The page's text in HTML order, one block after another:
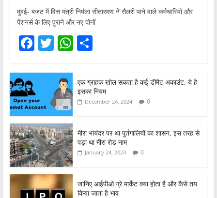
मुंबई- बजट में वित्त मंत्री निर्मला सीतारमण ने सैलरी पाने वाले कर्मचारियों और
पेंशनर्स के लिए पुराने और नए दोनों
F
c
e
b
o
o
k
T
itt
er
W
s
A
p
S
e
एक ग्राहक खोल सकता है कई डीमैट अकाउंट, ये है
इसका नियम
December 24, 2024 0
मीरा भायंदर पर था पुर्तगालियों का शासन, इस तरह से
पड़ा था मीरा रोड नाम
January 24, 2024 0
जानिए आईपीओ ग्रे मार्केट क्या होता है और कैसे तय
किया जाता है भाव